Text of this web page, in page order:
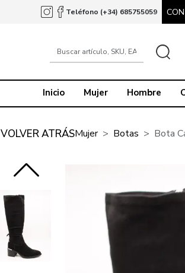
Teléfono (+34) 685755059
Inicio Mujer Hombre
VOLVER ATRÁSMujer Botas Bota